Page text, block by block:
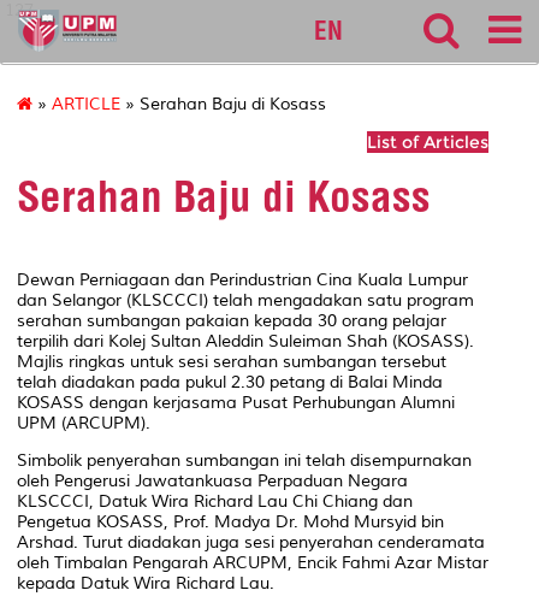
127
EN
» ARTICLE » Serahan Baju di Kosass
List of Articles
Serahan Baju di Kosass
Dewan Perniagaan dan Perindustrian Cina Kuala Lumpur
dan Selangor (KLSCCCI) telah mengadakan satu program
serahan sumbangan pakaian kepada 30 orang pelajar
terpilih dari Kolej Sultan Aleddin Suleiman Shah (KOSASS).
Majlis ringkas untuk sesi serahan sumbangan tersebut
telah diadakan pada pukul 2.30 petang di Balai Minda
KOSASS dengan kerjasama Pusat Perhubungan Alumni
UPM (ARCUPM).
Simbolik penyerahan sumbangan ini telah disempurnakan
oleh Pengerusi Jawatankuasa Perpaduan Negara
KLSCCCI, Datuk Wira Richard Lau Chi Chiang dan
Pengetua KOSASS, Prof. Madya Dr. Mohd Mursyid bin
Arshad. Turut diadakan juga sesi penyerahan cenderamata
oleh Timbalan Pengarah ARCUPM, Encik Fahmi Azar Mistar
kepada Datuk Wira Richard Lau.